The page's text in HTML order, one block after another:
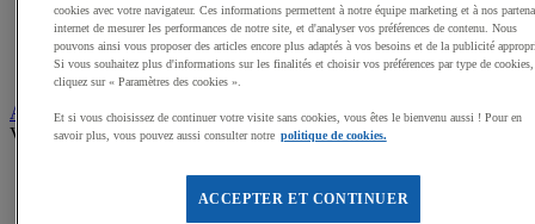
Délimitation de terrain
Peintures pour gazon
Traçeuses pour gazon
Aires de jeux exterieur
Voir tous les produits
Dalles amortissantes Jeux extérieurs
cookies avec votre navigateur. Ces informations permettent à notre équipe marketing et à nos
internet de mesurer les performances de notre site, et d'analyser vos préférences de contenu. Nous
pouvons ainsi vous proposer des articles encore plus adaptés à vos besoins et de la publicité
Si vous souhaitez plus d'informations sur les finalités et choisir vos préférences par type de cookies,
cliquez sur « Paramètres des cookies ».
Et si vous choisissez de continuer votre visite sans cookies, vous êtes le bienvenu aussi ! Pour en
savoir plus, vous pouvez aussi consulter notre politique de cookies.
ACCEPTER ET CONTINUER